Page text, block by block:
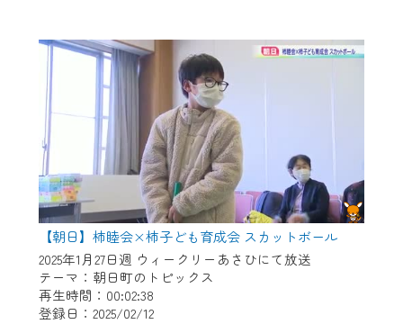
【朝日】柿睦会×柿子ども育成会 スカットボール
2025年1月27日週 ウィークリーあさひにて放送
テーマ：朝日町のトピックス
再生時間：00:02:38
登録日：2025/02/12